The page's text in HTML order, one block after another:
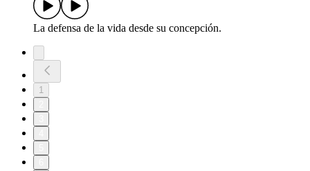
La defensa de la vida desde su concepción.
1